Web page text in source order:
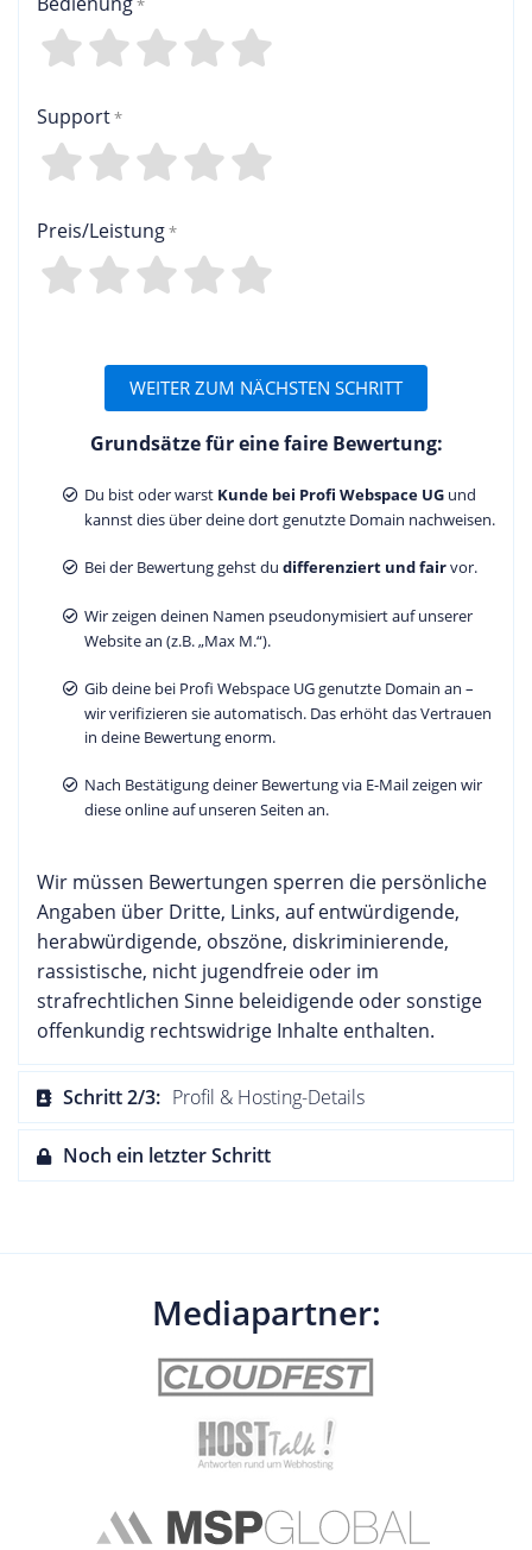
1
2
3
4
Support
1
2
3
4
Preis/Leistung
1
2
3
4
WEITER ZUM NÄCHSTEN SCHRITT
Grundsätze für eine faire Bewertung:
Du bist oder warst Kunde bei Profi Webspace UG und
kannst dies über deine dort genutzte Domain nachweisen.
Bei der Bewertung gehst du differenziert und fairvor.
Wir zeigen deinen Namen pseudonymisiert auf unserer
Website an (z.B. „Max M.“).
Gib deine bei Profi Webspace UG genutzte Domain an –
wir verifizieren sie automatisch. Das erhöht das Vertrauen
in deine Bewertung enorm.
Nach Bestätigung deiner Bewertung via E-Mail zeigen wir
diese online auf unseren Seiten an.
Wir müssen Bewertungen sperren die persönliche
Angaben über Dritte, Links, auf entwürdigende,
herabwürdigende, obszöne, diskriminierende,
rassistische, nicht jugendfreie oder im
strafrechtlichen Sinne beleidigende oder sonstige
offenkundig rechtswidrige Inhalte enthalten.
Schritt 2/3: Profil & Hosting-Details
Noch ein letzter Schritt
Mediapartner: